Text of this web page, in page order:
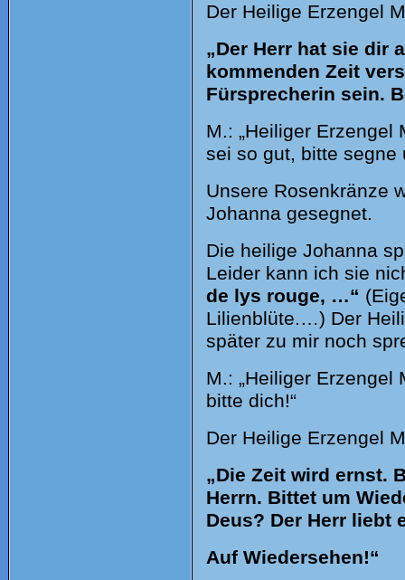
Der Heilige Erzengel
„Der Herr hat sie dir
kommenden Zeit
Fürsprecherin sein.
M.: „Heiliger
sei so gut, bitte segne
Unsere Rosenkränze
Johanna gesegnet.
Die heilige Johanna
Leider kann ich sie
de lys rouge, …“
Lilienblüte.…) Der
später zu mir noch
M.: „Heiliger
bitte dich!“
Der Heilige Erzengel
„Die Zeit wird ernst.
Herrn. Bittet um
Deus? Der Herr liebt
Auf Wiedersehen!“